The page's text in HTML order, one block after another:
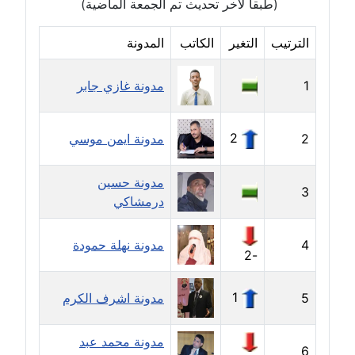
عاملة
مدونة أسماء نور الدين
مدونة اسماعيل ابو زيد
عاملة
مدونة اسماعيل محسن
عاملة
مدونة اسيمة اسامه
عاملة
مدونة أشرف القط
عاملة
مدونة اشرف الكرم
(طبقا لآخر تحديث تم الجمعة الماضية)
الترتيب التغير الكاتب المدونة
1 مدونة غازي جابر
2
2 مدونة ايمن موسي
3
مدونة حسين
درمشاكي
4
-2
مدونة نهلة حمودة
5
1 مدونة اشرف الكرم
6
مدونة محمد عبد